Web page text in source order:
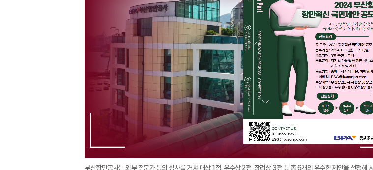
부산항만공사는 외부 전문가 등의 심사를 거쳐 대상 1점, 우수상 2점, 장려상 3점 등 총 6개의 우수한 제안을 선정해